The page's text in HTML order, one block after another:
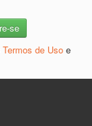
Termos de Uso e